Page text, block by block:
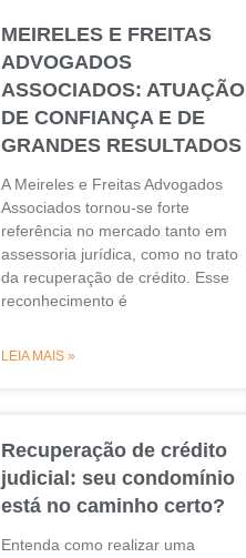
MEIRELES E FREITAS
ADVOGADOS
ASSOCIADOS: ATUAÇÃO
DE CONFIANÇA E DE
GRANDES RESULTADOS
A Meireles e Freitas Advogados
Associados tornou-se forte
referência no mercado tanto em
assessoria jurídica, como no trato
da recuperação de crédito. Esse
reconhecimento é
LEIA MAIS »
Recuperação de crédito
judicial: seu condomínio
está no caminho certo?
Entenda como realizar uma